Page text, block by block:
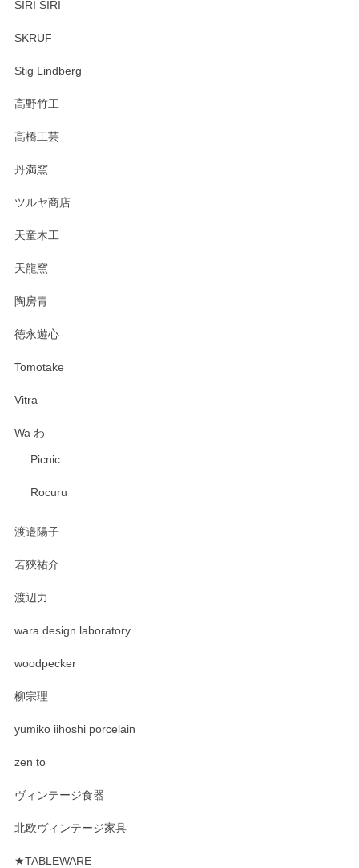
SIRI SIRI
SKRUF
Stig Lindberg
高野竹工
高橋工芸
丹満窯
ツルヤ商店
天童木工
天龍窯
陶房青
徳永遊心
Tomotake
Vitra
Wa わ
Picnic
Rocuru
渡邉陽子
若狹祐介
渡辺力
wara design laboratory
woodpecker
柳宗理
yumiko iihoshi porcelain
zen to
ヴィンテージ食器
北欧ヴィンテージ家具
★TABLEWARE